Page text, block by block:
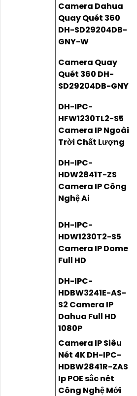
Camera Dahua
Quay Quét 360
DH-SD29204DB-
GNY-W
Camera Quay
Quét 360 DH-
SD29204DB-GNY
DH-IPC-
HFW1230TL2-S5
Camera IP Ngoài
Trời Chất Lượng
DH-IPC-
HDW2841T-ZS
Camera IP Công
Nghệ Ai
DH-IPC-
HDW1230T2-S5
Camera IP Dome
Full HD
DH-IPC-
HDBW3241E-AS-
S2 Camera IP
Dahua Full HD
1080P
Camera IP Siêu
Nét 4K DH-IPC-
HDBW2841R-ZAS
Ip POE sắc nét
Công Nghệ Mới